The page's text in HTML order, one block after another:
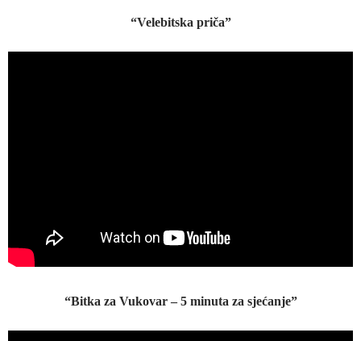
“Velebitska priča”
“Bitka za Vukovar – 5 minuta za sjećanje”